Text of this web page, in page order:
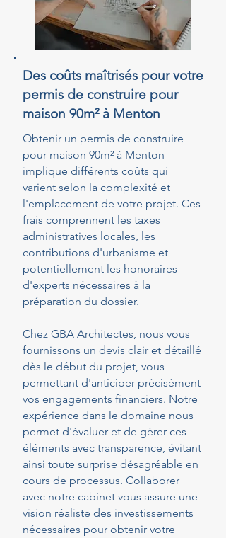
Des coûts maîtrisés pour votre
permis de construire pour
maison 90m² à Menton
Obtenir un permis de construire
pour maison 90m² à Menton
implique différents coûts qui
varient selon la complexité et
l'emplacement de votre projet. Ces
frais comprennent les taxes
administratives locales, les
contributions d'urbanisme et
potentiellement les honoraires
d'experts nécessaires à la
préparation du dossier.
Chez GBA Architectes, nous vous
fournissons un devis clair et détaillé
dès le début du projet, vous
permettant d'anticiper précisément
vos engagements financiers. Notre
expérience dans le domaine nous
permet d'évaluer et de gérer ces
éléments avec transparence, évitant
ainsi toute surprise désagréable en
cours de processus. Collaborer
avec notre cabinet vous assure une
vision réaliste des investissements
nécessaires pour obtenir votre